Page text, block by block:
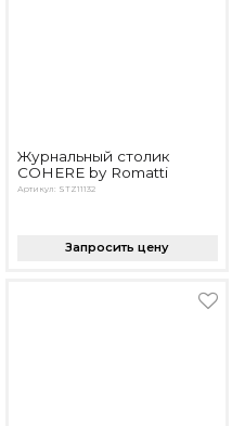
Журнальный столик
COHERE by Romatti
Артикул: STZ11132
Запросить цену